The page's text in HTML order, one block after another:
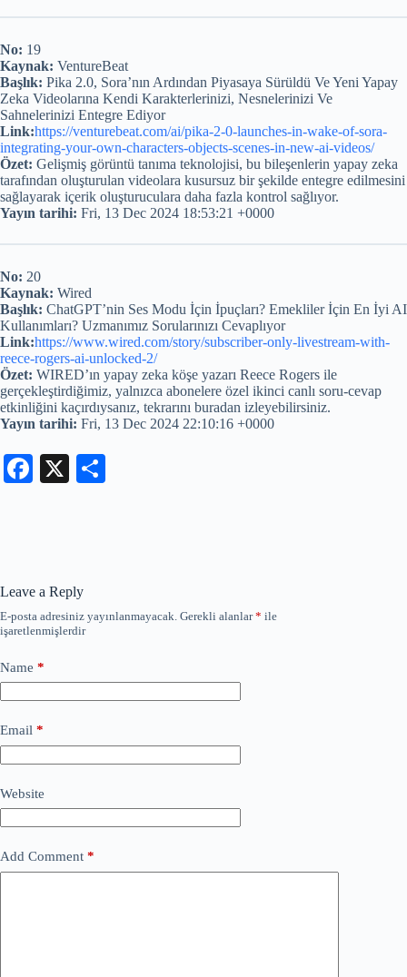
No: 19
Kaynak: VentureBeat
Başlık: Pika 2.0, Sora’nın Ardından Piyasaya Sürüldü Ve Yeni Yapay
Zeka Videolarına Kendi Karakterlerinizi, Nesnelerinizi Ve
Sahnelerinizi Entegre Ediyor
Link:https://venturebeat.com/ai/pika-2-0-launches-in-wake-of-sora-
integrating-your-own-characters-objects-scenes-in-new-ai-videos/
Özet: Gelişmiş görüntü tanıma teknolojisi, bu bileşenlerin yapay zeka
tarafından oluşturulan videolara kusursuz bir şekilde entegre edilmesini
sağlayarak içerik oluşturuculara daha fazla kontrol sağlıyor.
Yayın tarihi: Fri, 13 Dec 2024 18:53:21 +0000
No: 20
Kaynak: Wired
Başlık: ChatGPT’nin Ses Modu İçin İpuçları? Emekliler İçin En İyi AI
Kullanımları? Uzmanımız Sorularınızı Cevaplıyor
Link:https://www.wired.com/story/subscriber-only-livestream-with-
reece-rogers-ai-unlocked-2/
Özet: WIRED’ın yapay zeka köşe yazarı Reece Rogers ile
gerçekleştirdiğimiz, yalnızca abonelere özel ikinci canlı soru-cevap
etkinliğini kaçırdıysanız, tekrarını buradan izleyebilirsiniz.
Yayın tarihi: Fri, 13 Dec 2024 22:10:16 +0000
Fa
X
Leave a Reply
E-posta adresiniz yayınlanmayacak. Gerekli alanlar* ile
işaretlenmişlerdir
Name *
Email *
Website
Add Comment *